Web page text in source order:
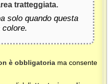
tratteggiata.
solo quando questa
colore.
è obbligatoria ma consente